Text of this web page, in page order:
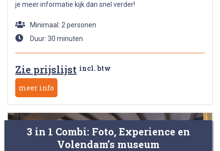
je meer informatie kijk dan snel verder!
Minimaal: 2 personen
Duur: 30 minuten
Zie prijslijst incl. btw
meer info
3 in 1 Combi: Foto, Experience en
Volendam’s museum